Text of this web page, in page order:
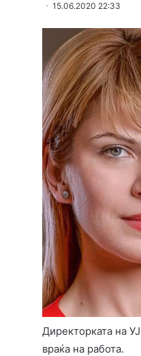
15.06.2020 22:33
Директорката на
враќа на работа.